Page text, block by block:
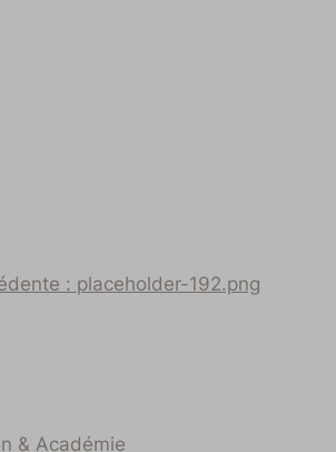
: placeholder-192.png
& Académie